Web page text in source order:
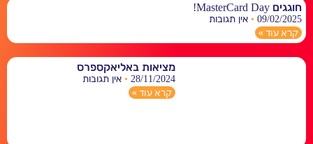
חוגגים MasterCard Day!
09/02/2025 אין תגובות
קרא עוד »
מציאות באליאקספרס
28/11/2024 אין תגובות
קרא עוד »